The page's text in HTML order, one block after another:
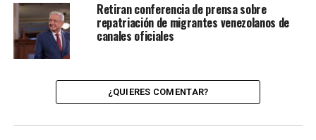
Retiran conferencia de prensa sobre
repatriación de migrantes venezolanos de
canales oficiales
¿QUIERES COMENTAR?